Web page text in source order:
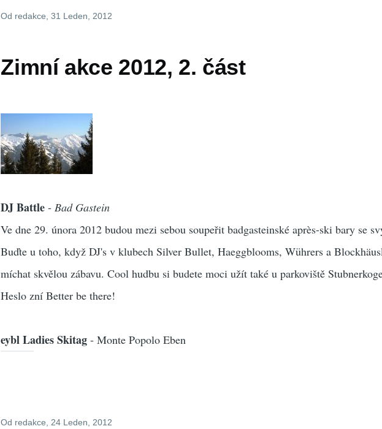
Od redakce, 31 Leden, 2012
Zimní akce 2012, 2. část
DJ Battle -Bad Gastein
Ve dne 29. února 2012 budou mezi sebou soupeřit badgasteinské après-ski bary se
Buďte u toho, když DJ's v klubech Silver Bullet, Haeggblooms, Wührers a
míchat skvělou zábavu. Cool hudbu si budete moci užít také u parkoviště
Heslo zní Better be there!
eybl Ladies Skitag - Monte Popolo Eben
Od redakce , 24 Leden, 2012